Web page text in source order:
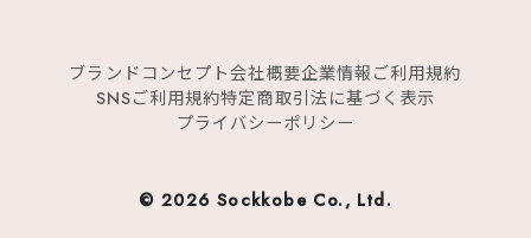
ブランドコンセプト会社概要企業情報 ご利用規約
SNSご利用規約特定商取引法に基づく表示
プライバシーポリシー
© 2026 Sockkobe Co., Ltd.